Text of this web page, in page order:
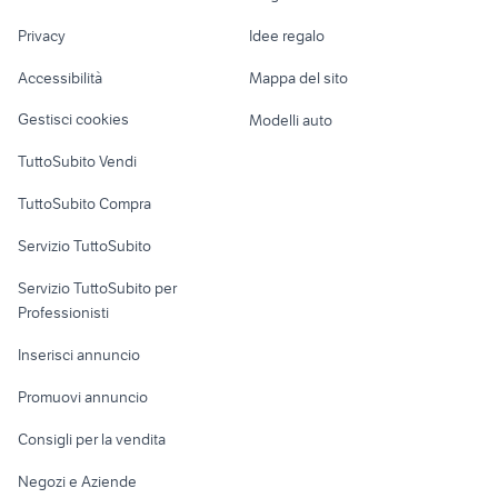
concessionari auto usate
riparazione abs
Garage e box
Loft, mansarde e
Informatica
Console e
Fotografia
Telefonia
Privacy
Accessibilità
Gestisci cookies
TuttoSubito Vendi
TuttoSubito Compra
Servizio TuttoSubito
Servizio TuttoSubito per
Professionisti
Inserisci annuncio
Promuovi annuncio
Consigli per la vendita
Negozi e Aziende
Idee regalo
Mappa del sito
Modelli auto